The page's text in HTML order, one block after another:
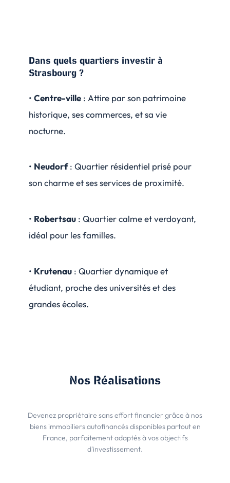
Dans quels quartiers investir à
Strasbourg ?
• Centre-ville : Attire par son patrimoine
historique, ses commerces, et sa vie
nocturne.
• Neudorf: Quartier résidentiel prisé pour
son charme et ses services de proximité.
• Robertsau : Quartier calme et verdoyant,
idéal pour les familles.
• Krutenau : Quartier dynamique et
étudiant, proche des universités et des
grandes écoles.
Nos Réalisations
Devenez propriétaire sans effort financier grâce à nos
biens immobiliers autofinancés disponibles partout en
France, parfaitement adaptés à vos objectifs
d'investissement.